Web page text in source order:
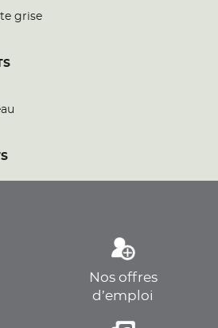
grise
Nos offres
d’emploi